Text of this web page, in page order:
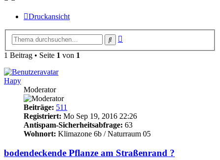
Druckansicht
Suche
1 Beitrag • Seite 1 von 1
Hapy
Moderator
Beiträge: 511
Registriert: Mo Sep 19, 2016 22:26
Antispam-Sicherheitsabfrage: 63
Wohnort: Klimazone 6b / Naturraum 05
bodendeckende Pflanze am Straßenrand ?